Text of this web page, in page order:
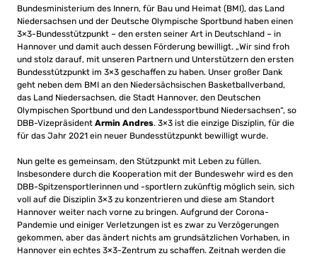
Bundesministerium des Innern, für Bau und Heimat (BMI), das Land
Niedersachsen und der Deutsche Olympische Sportbund haben einen
3×3-Bundesstützpunkt – den ersten seiner Art in Deutschland – in
Hannover und damit auch dessen Förderung bewilligt. „Wir sind froh
und stolz darauf, mit unseren Partnern und Unterstützern den ersten
Bundesstützpunkt im 3×3 geschaffen zu haben. Unser großer Dank
geht neben dem BMI an den Niedersächsischen Basketballverband,
das Land Niedersachsen, die Stadt Hannover, den Deutschen
Olympischen Sportbund und den Landessportbund Niedersachsen“, so
DBB-Vizepräsident Armin Andres. 3×3 ist die einzige Disziplin, für die
für das Jahr 2021 ein neuer Bundesstützpunkt bewilligt wurde.
Nun gelte es gemeinsam, den Stützpunkt mit Leben zu füllen.
Insbesondere durch die Kooperation mit der Bundeswehr wird es den
DBB-Spitzensportlerinnen und -sportlern zukünftig möglich sein, sich
voll auf die Disziplin 3×3 zu konzentrieren und diese am Standort
Hannover weiter nach vorne zu bringen. Aufgrund der Corona-
Pandemie und einiger Verletzungen ist es zwar zu Verzögerungen
gekommen, aber das ändert nichts am grundsätzlichen Vorhaben, in
Hannover ein echtes 3×3-Zentrum zu schaffen. Zeitnah werden die